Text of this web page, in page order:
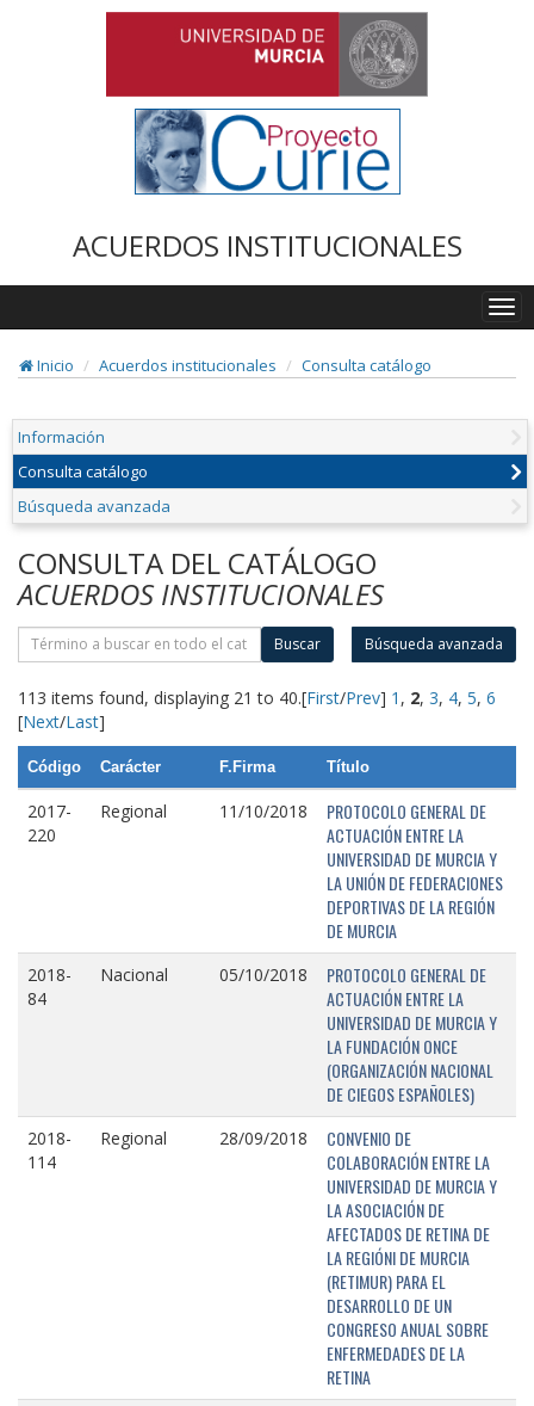
ACUERDOS INSTITUCIONALES
Inicio
Acuerdos institucionales Consulta catálogo
Información
Consulta catálogo
Búsqueda avanzada
CONSULTA DEL CATÁLOGO
ACUERDOS INSTITUCIONALES
Buscar Búsqueda avanzada
113 items found, displaying 21 to 40.[First/Prev] 1 , 2, 3, 4, 5, 6
[Next/Last]
Código Carácter F.Firma Título
2017-
220
Regional 11/10/2018
PROTOCOLO GENERAL DE
ACTUACIÓN ENTRE LA
UNIVERSIDAD DE MURCIA Y
LA UNIÓN DE FEDERACIONES
DEPORTIVAS DE LA REGIÓN
DE MURCIA
2018-
84
Nacional 05/10/2018
PROTOCOLO GENERAL DE
ACTUACIÓN ENTRE LA
UNIVERSIDAD DE MURCIA Y
LA FUNDACIÓN ONCE
(ORGANIZACIÓN NACIONAL
DE CIEGOS ESPAÑOLES)
2018-
114
Regional 28/09/2018
CONVENIO DE
COLABORACIÓN ENTRE LA
UNIVERSIDAD DE MURCIA Y
LA ASOCIACIÓN DE
AFECTADOS DE RETINA DE
LA REGIÓNI DE MURCIA
(RETIMUR) PARA EL
DESARROLLO DE UN
CONGRESO ANUAL SOBRE
ENFERMEDADES DE LA
RETINA